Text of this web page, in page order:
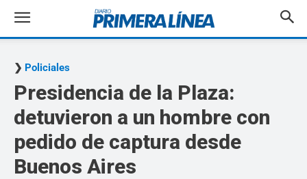
Policiales
Presidencia de la Plaza:
detuvieron a un hombre con
pedido de captura desde
Buenos Aires